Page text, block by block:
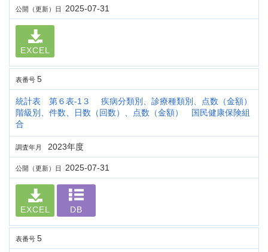
公開（更新）日 2025-07-31
EXCEL
表番号 5
統計表 第６表-1３ 疾病分類別、診療種類別、点数（金額）
階級別、件数、日数（回数）、点数（金額） 国民健康保険組
合
調査年月 2023年度
公開（更新）日 2025-07-31
EXCEL DB
表番号 5